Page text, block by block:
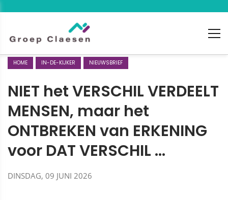
HOME IN-DE-KIJKER NIEUWSBRIEF
NIET het VERSCHIL VERDEELT
MENSEN, maar het
ONTBREKEN van ERKENING
voor DAT VERSCHIL …
DINSDAG, 09 JUNI 2026